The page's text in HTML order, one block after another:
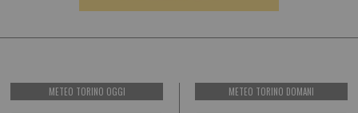
METEO TORINO OGGI METEO TORINO DOMANI